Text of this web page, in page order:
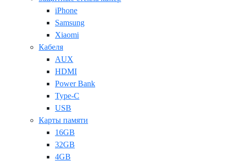
iPhone
Samsung
Xiaomi
Кабеля
AUX
HDMI
Power Bank
Type-C
USB
Карты памяти
16GB
32GB
4GB